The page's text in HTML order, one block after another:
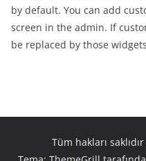
by default. You can add
screen in the admin. If
be replaced by those
Tüm hakları